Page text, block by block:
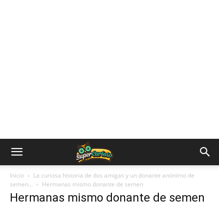
Inicio
La curiosa historia de dos amigas y un donante anónimo de
semen…
Hermanas mismo donante de semen
Hermanas mismo donante de semen